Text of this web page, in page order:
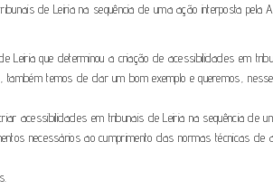
de Leiria na sequência de uma ação interposta pela
que determinou a criação de acessibilidades em
temos de dar um bom exemplo e queremos,
acessibilidades em tribunais de Leiria na sequência de
necessários ao cumprimento das normas técnicas de